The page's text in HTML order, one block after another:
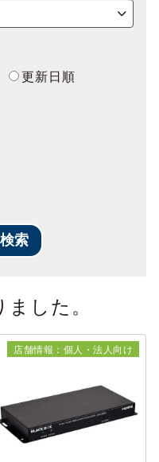
更新日順
索
した。
店舗情報：個人・法人向け